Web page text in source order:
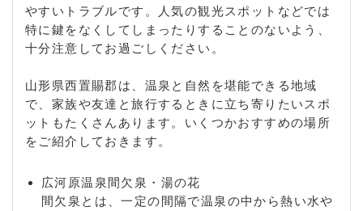
やすいトラブルです。人気の観光スポットなどでは
特に鍵をなくしてしまったりすることのないよう、
十分注意してお過ごしください。
山形県西置賜郡は、温泉と自然を堪能できる地域
で、家族や友達と旅行するときに立ち寄りたいスポ
ットもたくさんあります。いくつかおすすめの場所
をご紹介しておきます。
広河原温泉間欠泉・湯の花
間欠泉とは、一定の間隔で温泉の中から熱い水や